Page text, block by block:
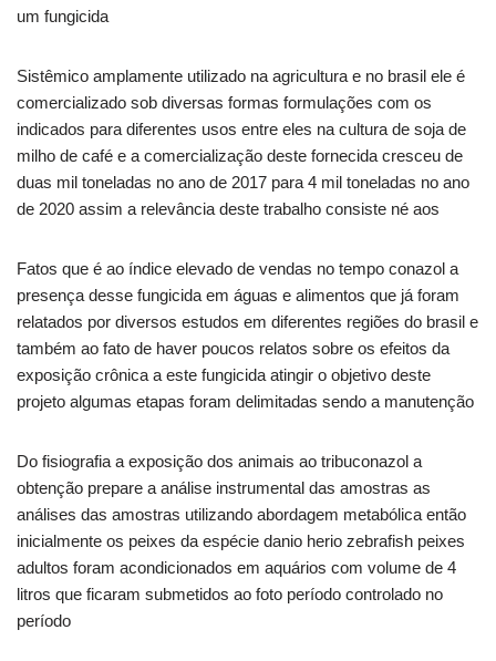
um fungicida
Sistêmico amplamente utilizado na agricultura e no brasil ele é
comercializado sob diversas formas formulações com os
indicados para diferentes usos entre eles na cultura de soja de
milho de café e a comercialização deste fornecida cresceu de
duas mil toneladas no ano de 2017 para 4 mil toneladas no ano
de 2020 assim a relevância deste trabalho consiste né aos
Fatos que é ao índice elevado de vendas no tempo conazol a
presença desse fungicida em águas e alimentos que já foram
relatados por diversos estudos em diferentes regiões do brasil e
também ao fato de haver poucos relatos sobre os efeitos da
exposição crônica a este fungicida atingir o objetivo deste
projeto algumas etapas foram delimitadas sendo a manutenção
Do fisiografia a exposição dos animais ao tribuconazol a
obtenção prepare a análise instrumental das amostras as
análises das amostras utilizando abordagem metabólica então
inicialmente os peixes da espécie danio herio zebrafish peixes
adultos foram acondicionados em aquários com volume de 4
litros que ficaram submetidos ao foto período controlado no
período